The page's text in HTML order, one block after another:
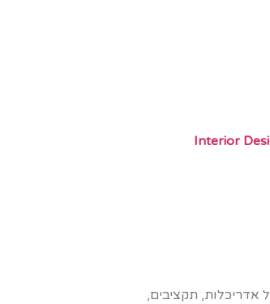
Interior
תקציבים,